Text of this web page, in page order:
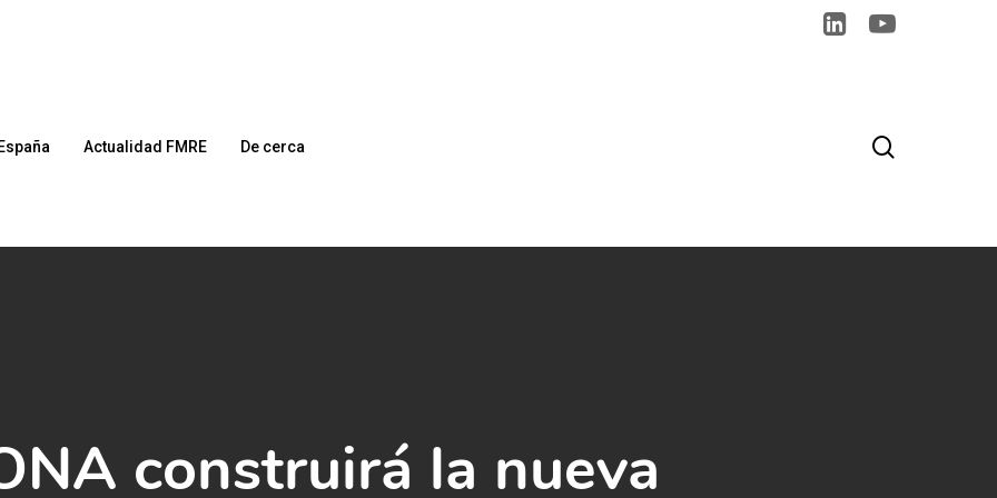
Actualidad FMRE De cerca
construirá la nueva